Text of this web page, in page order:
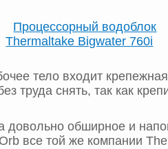
тело входит
труда снять, так как
довольно обширное и
все той же компании